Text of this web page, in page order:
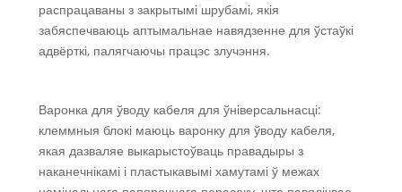
распрацаваны з закрытымі шрубамі, якія
забяспечваюць аптымальнае навядзенне для ўстаўкі
адвёрткі, палягчаючы працэс злучэння.
Варонка для ўводу кабеля для ўніверсальнасці:
клеммныя блокі маюць варонку для ўводу кабеля,
якая дазваляе выкарыстоўваць правадыры з
наканечнікамі і пластыкавымі хамутамі ў межах